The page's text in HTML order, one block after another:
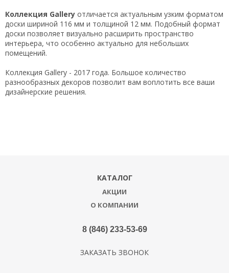
Коллекция Gallery отличается актуальным узким форматом
доски шириной 116 мм и толщиной 12 мм. Подобный формат
доски позволяет визуально расширить пространство
интерьера, что особенно актуально для небольших
помещений.
Коллекция Gallery - 2017 года. Большое количество
разнообразных декоров позволит вам воплотить все ваши
дизайнерские решения.
КАТАЛОГ
АКЦИИ
О КОМПАНИИ
8 (846) 233-53-69
ЗАКАЗАТЬ ЗВОНОК